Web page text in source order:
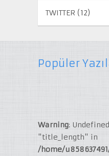
TWITTER (12)
Popüler
Warning:
"title_length" in
/home/